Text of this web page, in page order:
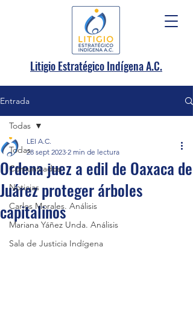
Litigio Estratégico Indígena A.C.
Entrada
Todas
Comunicados
Noticias
Carlos Morales. Análisis
Mariana Yáñez Unda. Análisis
Sala de Justicia Indígena
Todas
Ordena juez a edil de Oaxaca de
Juárez proteger árboles
capitalinos
LEI A.C.
28 sept 2023 2 min de lectura